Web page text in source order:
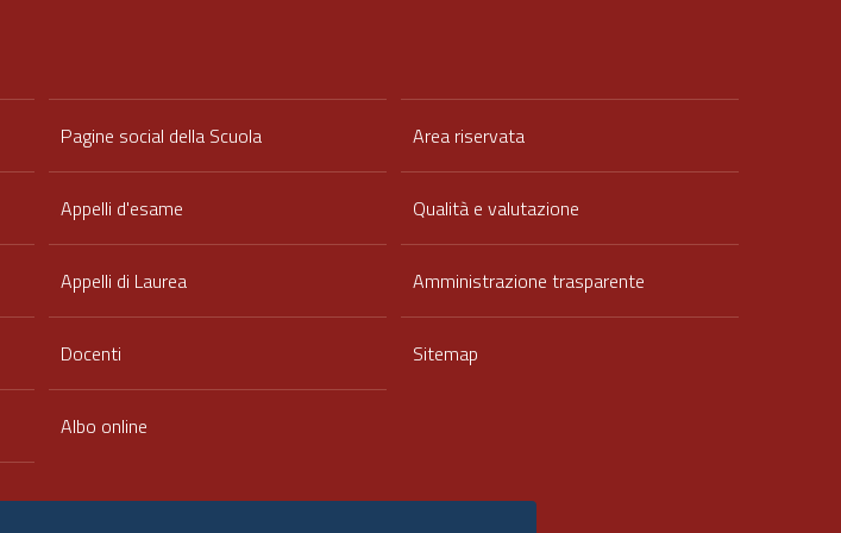
Pagine social della Scuola
Appelli d'esame
Appelli di Laurea
Docenti
Albo online
Area riservata
Qualità e valutazione
Amministrazione trasparente
Sitemap